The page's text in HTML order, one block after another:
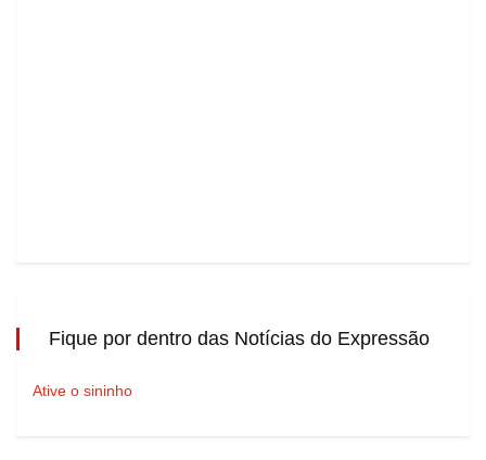
Fique por dentro das Notícias do Expressão
Ative o sininho